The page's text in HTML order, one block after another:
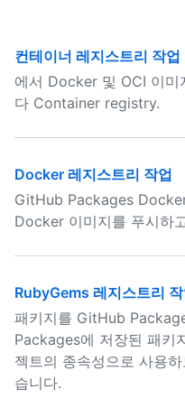
컨테이너 레지스트리 작업
에서 Docker 및 OCI 이미
다 Container registry.
Docker 레지스트리 작업
GitHub Packages
Docker 이미지를 푸시하
RubyGems 레지스트리 작
패키지를 GitHub
Packages에 저장된 패키
젝트의 종속성으로 사용
습니다.